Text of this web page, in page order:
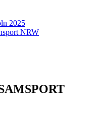
2025
NRW